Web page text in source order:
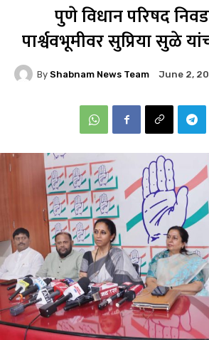
पुणे विधान परिषद
पार्श्ववभूमीवर सुप्रिया सुळे
By Shabnam News Team June 2,